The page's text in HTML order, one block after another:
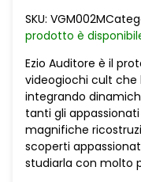
Creed
quantità
SKU: VGM002M
prodotto è
Ezio Auditore è il
videogiochi cult
integrando
tanti gli
magnifiche
scoperti
studiarla con molto